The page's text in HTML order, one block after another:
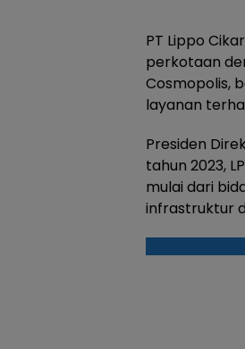
PT Lippo
perkotaan
Cosmopolis,
layanan
Presiden
tahun 2023,
mulai dari
infrastruktur